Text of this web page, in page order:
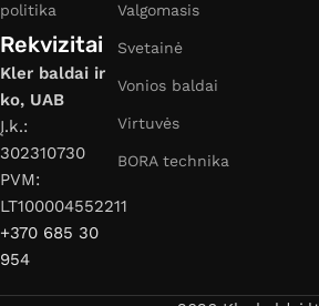
politika
Rekvizitai
Kler baldai ir
ko, UAB
Į.k.:
302310730
PVM:
LT100004552211
+370 685 30
954
Valgomasis
Svetainė
Vonios baldai
Virtuvės
BORA technika